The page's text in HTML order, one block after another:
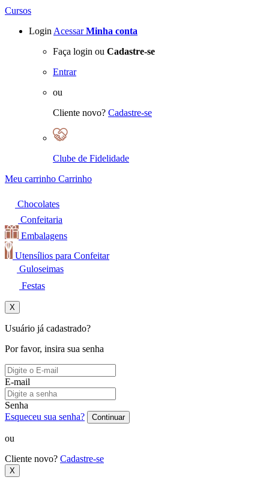
Cursos
Login Acessar Minha conta
Faça login ou Cadastre-se
Entrar
ou
Cliente novo? Cadastre-se
Clube de Fidelidade
Meu carrinho Carrinho
Chocolates
Confeitaria
Embalagens
Utensílios para Confeitar
Guloseimas
Festas
X
Usuário já cadastrado?
Por favor, insira sua senha
E-mail
Senha
Esqueceu sua senha?
Continuar
ou
Cliente novo? Cadastre-se
X